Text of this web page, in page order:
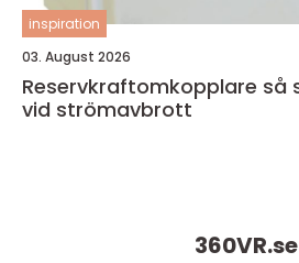
inspiration
03. August 2026
Reservkraftomkopplare så skapas trygg el
vid strömavbrott
360VR.se